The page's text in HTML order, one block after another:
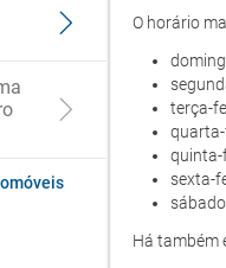
O horário
terça-
quinta-
sexta-
Há também